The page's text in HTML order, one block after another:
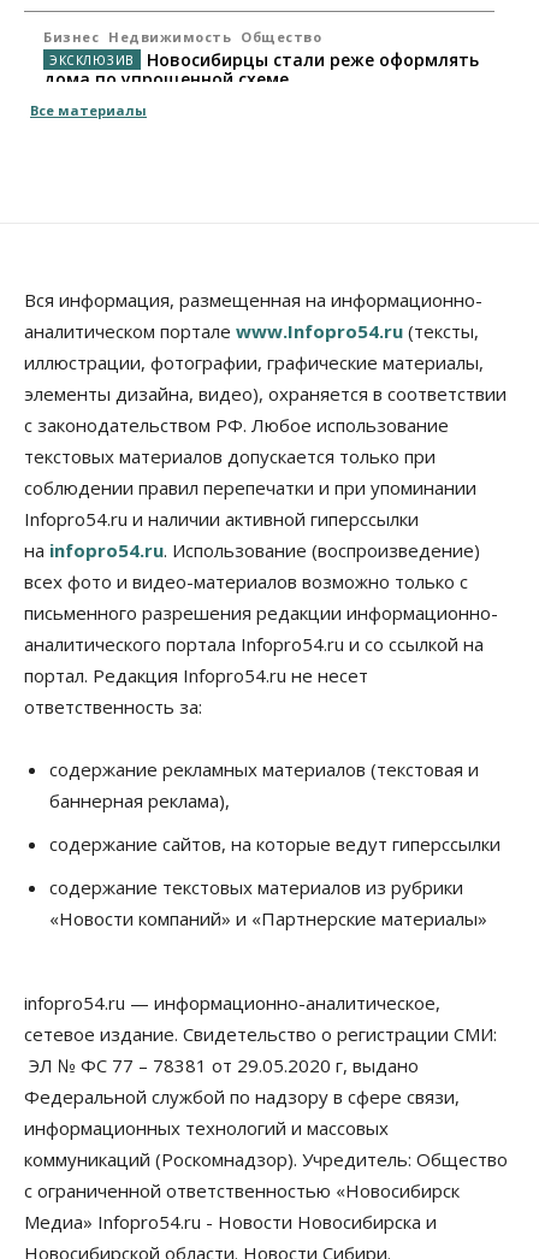
Бизнес Недвижимость Общество
Новосибирцы стали реже оформлять
дома по упрощенной схеме
07 Августа 2026, 16:00
Расходы новосибирцев на спорт выросли на 40%
за полгода
07 Августа 2026, 14:35
Сибирские аграрии увеличивают посевы горчицы
07 Августа 2026, 14:00
В Новосибирске многодетным семьям вручили
сертификаты на покупку автомобилей
07 Августа 2026, 13:55
Авто Общество
Треть автовладельцев в Новосибирской области
«поставили машины на прикол»
07 Августа 2026, 13:00
Власть
социальных объектах
07 Августа 2026, 12:35
Общество
на выходных
07 Августа 2026, 12:00
повысить свою пенсию
07 Августа 2026, 11:30
Деньгами будут распоряжаться дети: в десяти
школах Новосибирской области введут
инициативное бюджетирование
07 Августа 2026, 11:00
Общество Право&Порядок
В Новосибирске руководителя отдела полиции
Все материалы
Вся информация, размещенная на информационно-
аналитическом портале www.Infopro54.ru (тексты,
иллюстрации, фотографии, графические материалы,
элементы дизайна, видео), охраняется в соответствии
с законодательством РФ. Любое использование
текстовых материалов допускается только при
соблюдении правил перепечатки и при упоминании
Infopro54.ru и наличии активной гиперссылки
на infopro54.ru. Использование (воспроизведение)
всех фото и видео-материалов возможно только с
письменного разрешения редакции информационно-
аналитического портала Infopro54.ru и со ссылкой на
портал. Редакция Infopro54.ru не несет
ответственность за:
содержание рекламных материалов (текстовая и
баннерная реклама),
содержание сайтов, на которые ведут гиперссылки
содержание текстовых материалов из рубрики
«Новости компаний» и «Партнерские материалы»
infopro54.ru — информационно-аналитическое,
сетевое издание. Свидетельство о регистрации СМИ:
ЭЛ № ФС 77 – 78381 от 29.05.2020 г, выдано
Федеральной службой по надзору в сфере связи,
информационных технологий и массовых
коммуникаций (Роскомнадзор). Учредитель: Общество
с ограниченной ответственностью «Новосибирск
Медиа» Infopro54.ru - Новости Новосибирска и
Новосибирской области. Новости Сибири.